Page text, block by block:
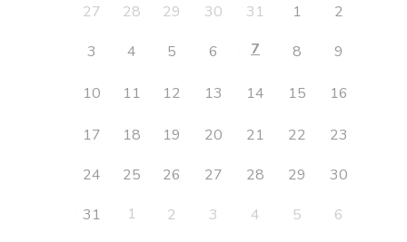
27 28 29 30 31 1
2
3
4 5 6 7 8 9
10 11 12 13 14 15 16
17 18 19 20 21 22
23
24
25 26 27 28 29
30
31
1 2 3 4 5 6